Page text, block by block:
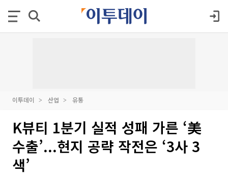
이투데이 산업 유통
K뷰티 1분기 실적 성패 가른 ‘美
수출’...현지 공략 작전은 ‘3사 3
색’